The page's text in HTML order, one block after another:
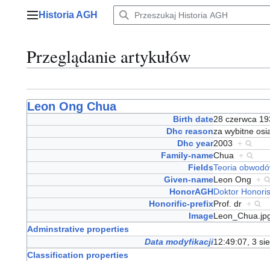
Menu główne
Historia AGH
Przeglądanie artykułów
Leon Ong Chua
Birth date28 czerwca
Dhc reasonza wybitne
Dhc year2003
+
Family-nameChua +
FieldsTeoria
Given-nameLeon Ong +
HonorAGHDoktor
Honorific-prefixProf. dr +
Image
Adminstrative properties
Data modyfikacji12:49:07, 3
Classification properties